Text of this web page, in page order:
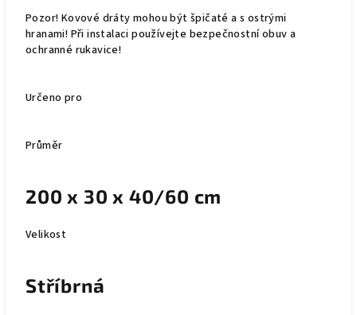
Pozor! Kovové dráty mohou být špičaté a s ostrými
hranami! Při instalaci používejte bezpečnostní obuv a
ochranné rukavice!
Určeno pro
Průměr
200 x 30 x 40/60 cm
Velikost
Stříbrná